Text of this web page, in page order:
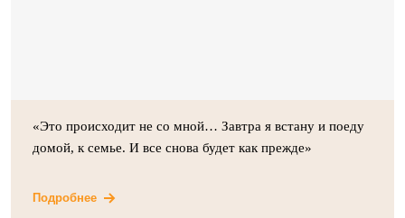
«Это происходит не со мной… Завтра я встану и поеду
домой, к семье. И все снова будет как прежде»
Подробнее